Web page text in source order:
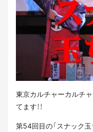
東京カルチャーカルチ
てます！！
第54回目の「スナック玉